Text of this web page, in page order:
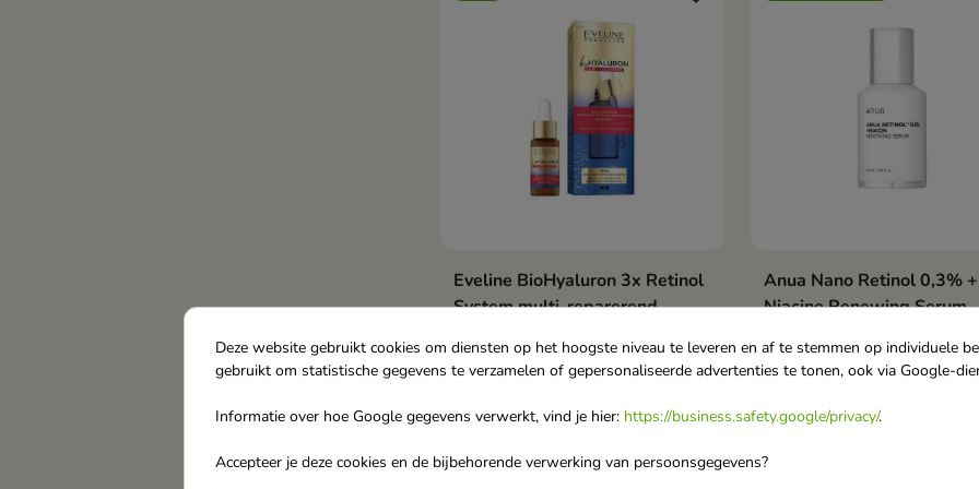
In winkelwagen
Eveline BioHyaluron 3x Retinol
System multi-reparerend
Het drievoudig
serum is een
prachtig verjongend
Bekijk details
Anua Nano Retinol 0,3% +
Niacine Renewing Serum
serum met Retinol 30 ml
Intensief serum met
gladmakende en
avondverzorging
Deze website gebruikt cookies om diensten op het hoogste niveau te leveren en af te stemmen op individuele
gebruikt om statistische gegevens te verzamelen of gepersonaliseerde advertenties te tonen, ook via Google-
Informatie over hoe Google gegevens verwerkt, vind je hier: https://business.safety.google/privacy/.
Accepteer je deze cookies en de bijbehorende verwerking van persoonsgegevens?